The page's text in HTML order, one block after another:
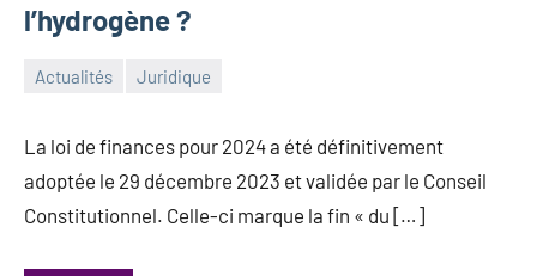
l’hydrogène ?
Actualités Juridique
2024
La loi de finances pour 2024 a été définitivement
adoptée le 29 décembre 2023 et validée par le Conseil
Constitutionnel. Celle-ci marque la fin « du […]